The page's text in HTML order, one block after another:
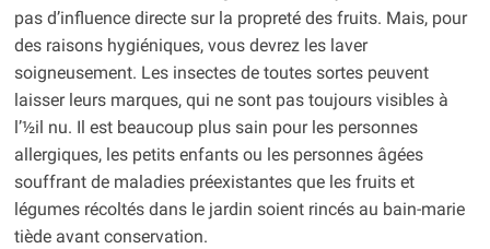
pas d’influence directe sur la propreté des fruits. Mais, pour
des raisons hygiéniques, vous devrez les laver
soigneusement. Les insectes de toutes sortes peuvent
laisser leurs marques, qui ne sont pas toujours visibles à
l’½il nu. Il est beaucoup plus sain pour les personnes
allergiques, les petits enfants ou les personnes âgées
souffrant de maladies préexistantes que les fruits et
légumes récoltés dans le jardin soient rincés au bain-marie
tiède avant conservation.